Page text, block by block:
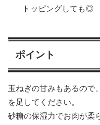
トッピングしても◎
ポイント
玉ねぎの甘みもあるので
を足してください。
砂糖の保湿力でお肉が柔